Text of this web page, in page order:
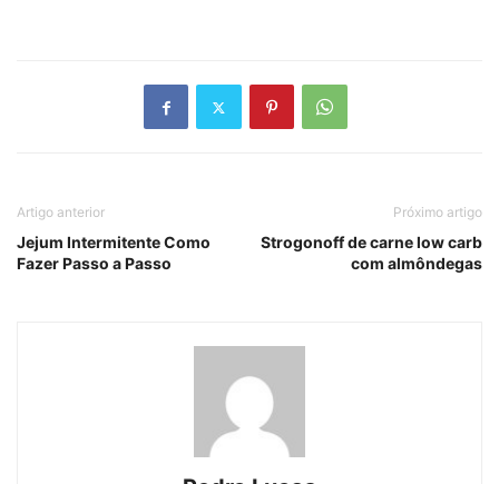
Artigo anterior
Jejum Intermitente Como
Fazer Passo a Passo
Próximo artigo
Strogonoff de carne low carb
com almôndegas